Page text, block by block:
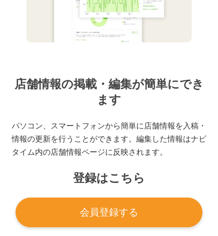
店舗情報の掲載・編集が簡単にでき
ます
パソコン、スマートフォンから簡単に店舗情報を入稿・
情報の更新を行うことができます。編集した情報はナビ
タイム内の店舗情報ページに反映されます。
登録はこちら
会員登録する